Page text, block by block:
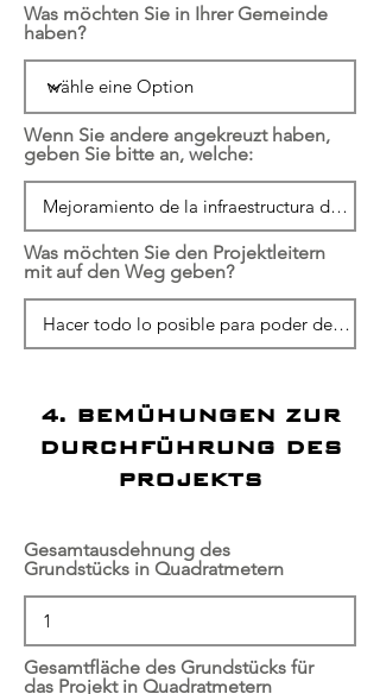
Was möchten Sie in Ihrer Gemeinde
haben?
Wenn Sie andere angekreuzt haben,
geben Sie bitte an, welche:
Was möchten Sie den Projektleitern
mit auf den Weg geben?
4. BEMÜHUNGEN ZUR
DURCHFÜHRUNG DES
PROJEKTS
Gesamtausdehnung des
Grundstücks in Quadratmetern
Gesamtfläche des Grundstücks für
das Projekt in Quadratmetern